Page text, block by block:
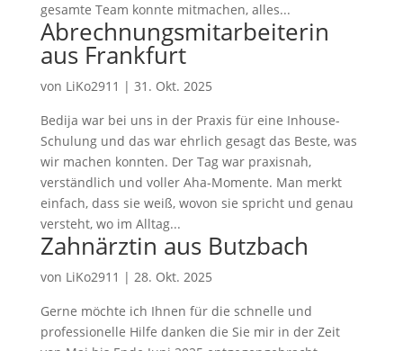
gesamte Team konnte mitmachen, alles...
Abrechnungsmitarbeiterin
aus Frankfurt
von LiKo2911 | 31. Okt. 2025
Bedija war bei uns in der Praxis für eine Inhouse-
Schulung und das war ehrlich gesagt das Beste, was
wir machen konnten. Der Tag war praxisnah,
verständlich und voller Aha-Momente. Man merkt
einfach, dass sie weiß, wovon sie spricht und genau
versteht, wo im Alltag...
Zahnärztin aus Butzbach
von LiKo2911 | 28. Okt. 2025
Gerne möchte ich Ihnen für die schnelle und
professionelle Hilfe danken die Sie mir in der Zeit